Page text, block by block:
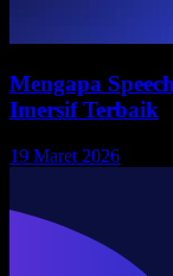
Mengapa
Imersif Terbaik
19 Maret 2026